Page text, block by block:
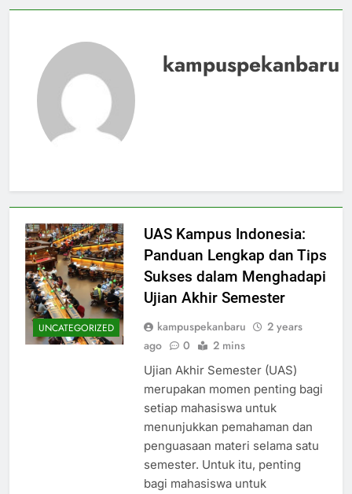
kampuspekanbaru
UNCATEGORIZED
UAS Kampus Indonesia:
Panduan Lengkap dan Tips
Sukses dalam Menghadapi
Ujian Akhir Semester
kampuspekanbaru
2 years
ago
0 2 mins
Ujian Akhir Semester (UAS)
merupakan momen penting bagi
setiap mahasiswa untuk
menunjukkan pemahaman dan
penguasaan materi selama satu
semester. Untuk itu, penting
bagi mahasiswa untuk